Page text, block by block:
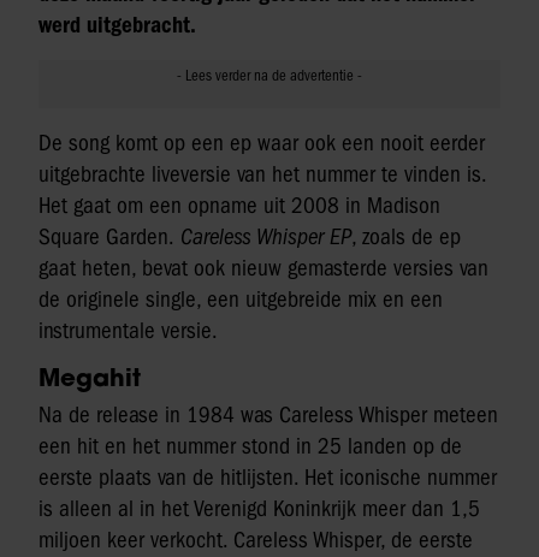
werd uitgebracht.
De song komt op een ep waar ook een nooit eerder
uitgebrachte liveversie van het nummer te vinden is.
Het gaat om een opname uit 2008 in Madison
Square Garden. Careless Whisper EP, zoals de ep
gaat heten, bevat ook nieuw gemasterde versies van
de originele single, een uitgebreide mix en een
instrumentale versie.
Megahit
Na de release in 1984 was Careless Whisper meteen
een hit en het nummer stond in 25 landen op de
eerste plaats van de hitlijsten. Het iconische nummer
is alleen al in het Verenigd Koninkrijk meer dan 1,5
miljoen keer verkocht. Careless Whisper, de eerste